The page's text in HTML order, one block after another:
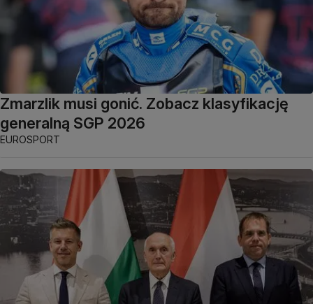
Zmarzlik musi gonić. Zobacz klasyfikację
generalną SGP 2026
EUROSPORT